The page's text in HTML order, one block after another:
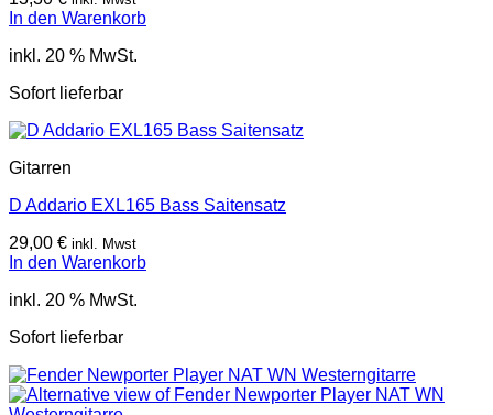
In den Warenkorb
inkl. 20 % MwSt.
Sofort lieferbar
Gitarren
D Addario EXL165 Bass Saitensatz
29,00 € inkl. Mwst
In den Warenkorb
inkl. 20 % MwSt.
Sofort lieferbar